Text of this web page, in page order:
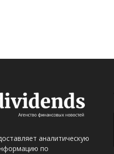
аналитическую
по